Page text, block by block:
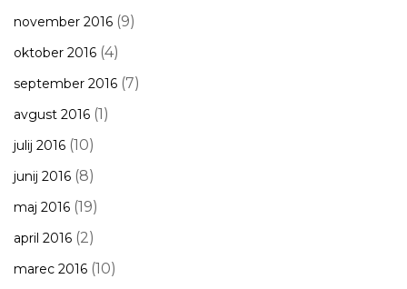
november 2016 (9)
oktober 2016 (4)
september 2016 (7)
avgust 2016 (1)
julij 2016 (10)
junij 2016 (8)
maj 2016 (19)
april 2016 (2)
marec 2016 (10)